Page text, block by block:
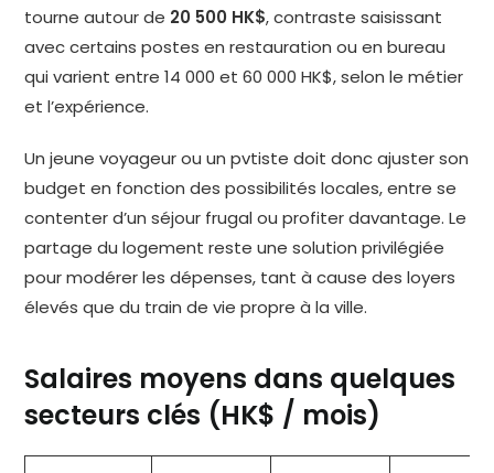
tourne autour de 20 500 HK$, contraste saisissant
avec certains postes en restauration ou en bureau
qui varient entre 14 000 et 60 000 HK$, selon le métier
et l’expérience.
Un jeune voyageur ou un pvtiste doit donc ajuster son
budget en fonction des possibilités locales, entre se
contenter d’un séjour frugal ou profiter davantage. Le
partage du logement reste une solution privilégiée
pour modérer les dépenses, tant à cause des loyers
élevés que du train de vie propre à la ville.
Salaires moyens dans quelques
secteurs clés (HK$ / mois)